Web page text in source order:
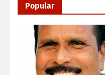
Popular